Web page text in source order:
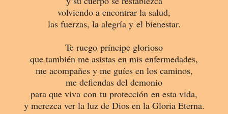
volviendo a encontrar la salud,
las fuerzas, la alegría y el bienestar.
Te ruego príncipe glorioso
que también me asistas en mis enfermedades,
me acompañes y me guíes en los caminos,
me defiendas del demonio
para que viva con tu protección en esta vida,
y merezca ver la luz de Dios en la Gloria Eterna.